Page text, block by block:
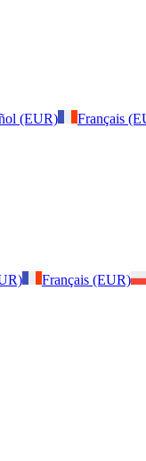
(EUR) Français
Français (EUR)